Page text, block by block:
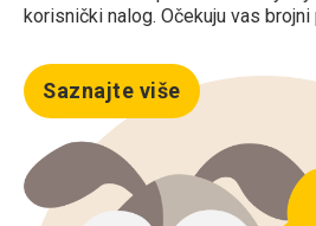
korisnički nalog. Očekuju vas
Saznajte više